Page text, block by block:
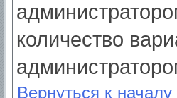
количество
Вернуться к началу